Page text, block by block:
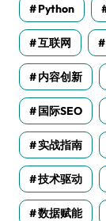
Python
互联网
内容创新
国际SEO
实战指南
技术驱动
数据赋能